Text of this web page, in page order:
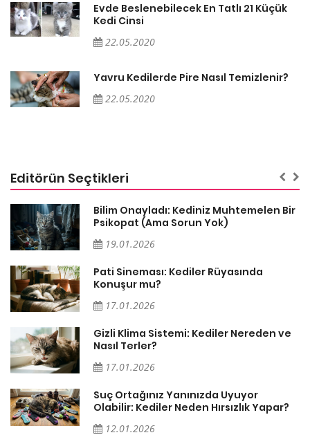
Evde Beslenebilecek En Tatlı 21 Küçük
Kedi Cinsi
22.05.2020
Yavru Kedilerde Pire Nasıl Temizlenir?
22.05.2020
Editörün Seçtikleri
Bilim Onayladı: Kediniz Muhtemelen Bir
Psikopat (Ama Sorun Yok)
19.01.2026
Pati Sineması: Kediler Rüyasında
Konuşur mu?
17.01.2026
Gizli Klima Sistemi: Kediler Nereden ve
Nasıl Terler?
17.01.2026
Suç Ortağınız Yanınızda Uyuyor
Olabilir: Kediler Neden Hırsızlık Yapar?
12.01.2026